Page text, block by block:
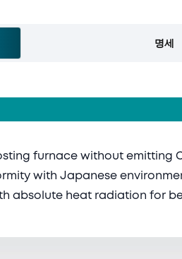
명세
furnace without emitting
with Japanese
absolute heat radiation for